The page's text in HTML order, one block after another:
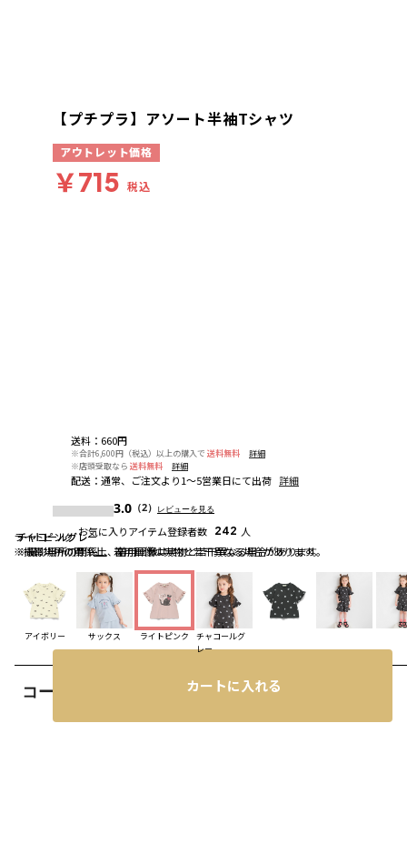
ライトピンク
※撮影場所の関係上、着用画像は実物と若干異なる場合があります。
チャコールグレー
※撮影場所の関係上、着用画像は実物と若干異なる場合があります。
チャコールグレー
アイボリー サックス ライトピンク
チャコールグ
レー
コーディネート
送料 ： 660円
※合計6,600円（税込）以上の購入で 送料無料
詳細
※店頭受取なら 送料無料 詳細
配送 ： 通常、ご注文より1～5営業日にて出荷 詳細
3.0 （2） レビューを見る
お気に入りアイテム登録者数 242 人
【プチプラ】アソート半袖Tシャツ
アウトレット価格
￥715 税込
カートに入れる